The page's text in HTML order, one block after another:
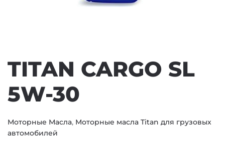
TITAN CARGO SL
5W-30
Моторные Масла, Моторные масла Titan для грузовых
автомобилей